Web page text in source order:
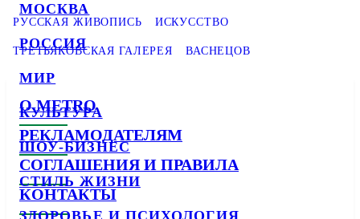
МОСКВА
РОССИЯ
МИР
КУЛЬТУРА
ШОУ-БИЗНЕС
СТИЛЬ ЖИЗНИ
ЗДОРОВЬЕ И ПСИХОЛОГИЯ
РУССКАЯ ЖИВОПИСЬ ИСКУССТВО
ТРЕТЬЯКОВСКАЯ ГАЛЕРЕЯ ВАСНЕЦОВ
О METRO
РЕКЛАМОДАТЕЛЯМ
СОГЛАШЕНИЯ И ПРАВИЛА
КОНТАКТЫ